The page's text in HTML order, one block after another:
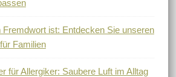
Fremdwort ist: Entdecken Sie unseren
Familien
für Allergiker: Saubere Luft im Alltag